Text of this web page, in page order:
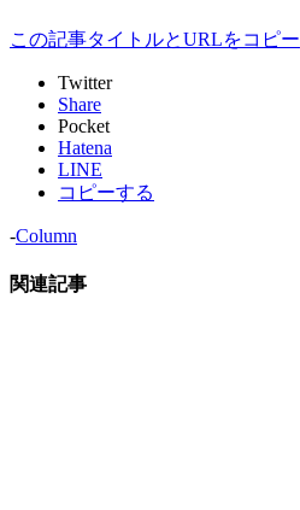
この記事タイトルとURLをコピー
Twitter
Share
Pocket
Hatena
LINE
コピーする
-Column
関連記事